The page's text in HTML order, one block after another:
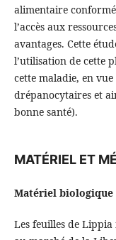
alimentaire
l’accès aux
avantages. Cette
l’utilisation de cette
cette maladie, en
drépanocytaires et
bonne santé).
MATÉRIEL ET
Matériel biologique
Les feuilles de